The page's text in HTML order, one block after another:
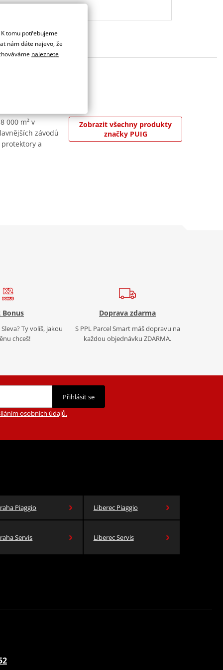
000 m² v
závodů
a
Zobrazit všechny produkty
značky PUIG
Bonus
Ty volíš, jakou
chceš!
Doprava zdarma
S PPL Parcel Smart máš dopravu na
každou objednávku ZDARMA.
Přihlásit se
osobních údajů.
Piaggio Liberec Piaggio
Servis Liberec Servis
tomu potřebujeme
nám dáte najevo, že
naleznete